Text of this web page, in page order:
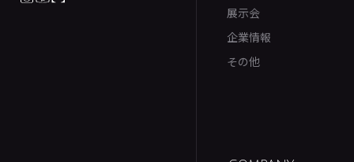
展示会
企業情報
その他